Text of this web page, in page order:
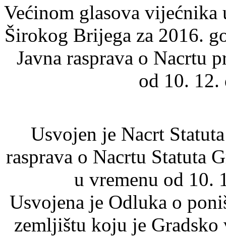
Većinom glasova vijećnika
Širokog Brijega za 2016.
Javna rasprava o Nacrtu
od 10. 12.
Usvojen je Nacrt
rasprava o Nacrtu Statuta
u vremenu od 10.
Usvojena je Odluka o
zemljištu koju je